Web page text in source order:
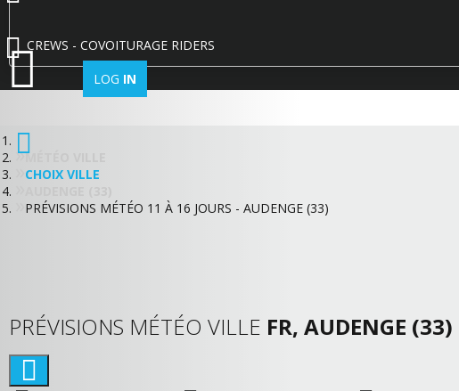
CREWS - COVOITURAGE RIDERS
LOG IN
MÉTÉO VILLE
CHOIX VILLE
PRÉVISIONS MÉTÉO 11 À 16 JOURS - AUDENGE (33)
PRÉVISIONS MÉTÉO VILLE FR, AUDENGE (33)